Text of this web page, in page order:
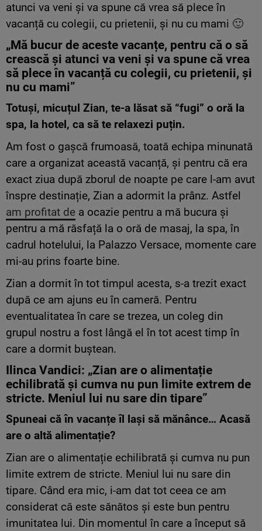
atunci va veni și va spune că vrea să plece în
vacanță cu colegii, cu prietenii, și nu cu mami 🙂
„Mă bucur de aceste vacanțe, pentru că o să
crească și atunci va veni și va spune că vrea
să plece în vacanță cu colegii, cu prietenii, și
nu cu mami”
Totuși, micuțul Zian, te-a lăsat să “fugi” o oră la
spa, la hotel, ca să te relaxezi puțin.
Am fost o gașcă frumoasă, toată echipa minunată
care a organizat această vacanță, și pentru că era
exact ziua după zborul de noapte pe care l-am avut
înspre destinație, Zian a adormit la prânz. Astfel
am profitat de a ocazie pentru a mă bucura și
pentru a mă răsfață la o oră de masaj, la spa, în
cadrul hotelului, la Palazzo Versace, momente care
mi-au prins foarte bine.
Zian a dormit în tot timpul acesta, s-a trezit exact
după ce am ajuns eu în cameră. Pentru
eventualitatea în care se trezea, un coleg din
grupul nostru a fost lângă el în tot acest timp în
care a dormit buștean.
Ilinca Vandici: „Zian are o alimentație
echilibrată și cumva nu pun limite extrem de
stricte. Meniul lui nu sare din tipare”
Spuneai că în vacanțe îl lași să mănânce… Acasă
are o altă alimentație?
Zian are o alimentație echilibrată și cumva nu pun
limite extrem de stricte. Meniul lui nu sare din
tipare. Când era mic, i-am dat tot ceea ce am
considerat că este sănătos și este bun pentru
imunitatea lui. Din momentul în care a început să